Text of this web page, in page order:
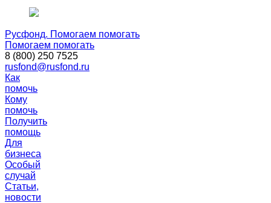
Русфонд. Помогаем помогать
Помогаем помогать
8 (800) 250 7525
rusfond@rusfond.ru
Как
помочь
Кому
помочь
Получить
помощь
Для
бизнеса
Особый
случай
Статьи,
новости